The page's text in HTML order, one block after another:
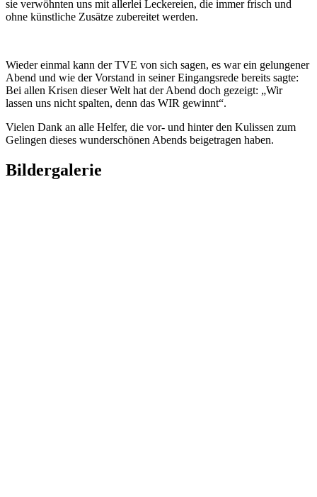
sie verwöhnten uns mit allerlei Leckereien, die immer frisch und
ohne künstliche Zusätze zubereitet werden.
Wieder einmal kann der TVE von sich sagen, es war ein gelungener
Abend und wie der Vorstand in seiner Eingangsrede bereits sagte:
Bei allen Krisen dieser Welt hat der Abend doch gezeigt: „Wir
lassen uns nicht spalten, denn das WIR gewinnt“.
Vielen Dank an alle Helfer, die vor- und hinter den Kulissen zum
Gelingen dieses wunderschönen Abends beigetragen haben.
Bildergalerie